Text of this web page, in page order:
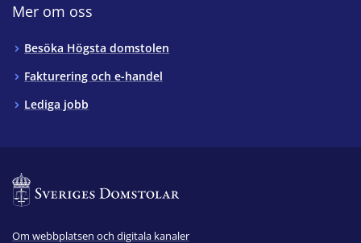
Mer om oss
Besöka Högsta domstolen
Fakturering och e-handel
Lediga jobb
Om webbplatsen och digitala kanaler